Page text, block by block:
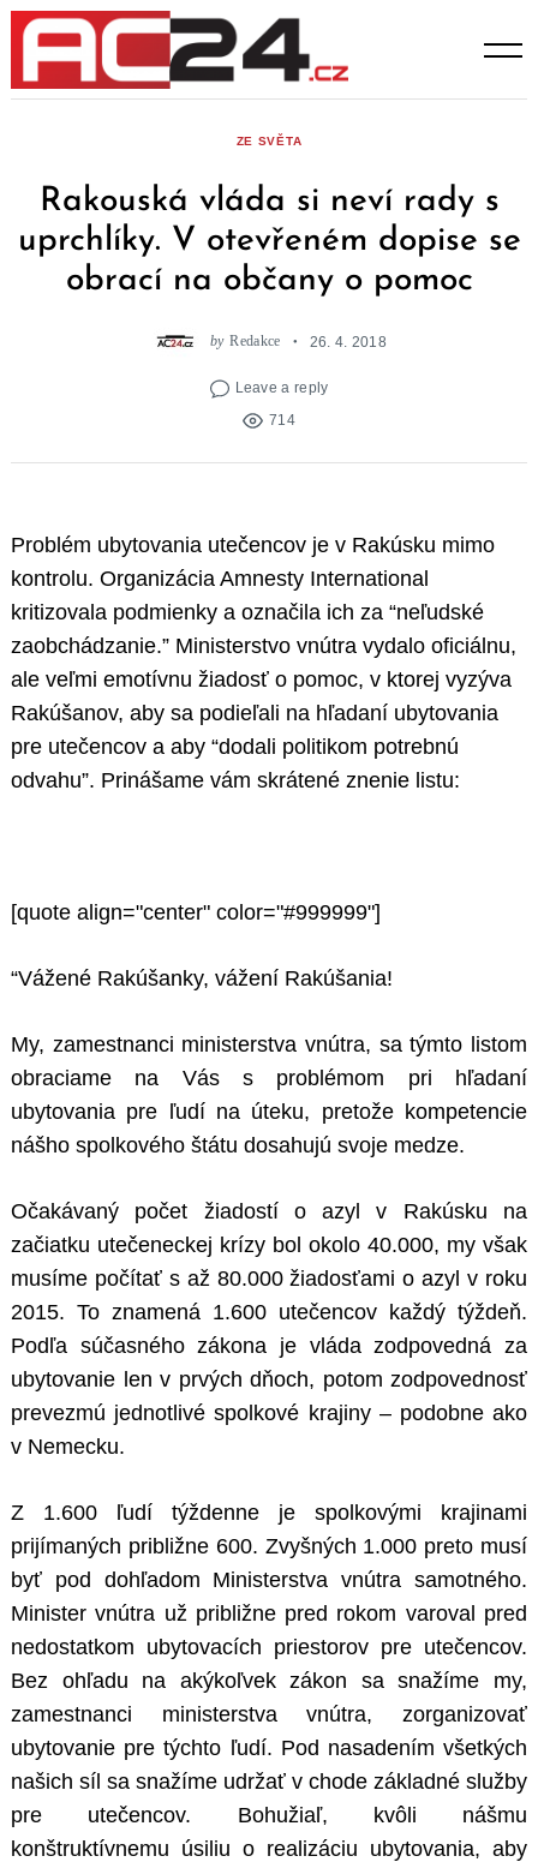
Skip
content
ZE SVĚTA
Rakouská vláda si neví rady s
uprchlíky. V otevřeném dopise se
obrací na občany o pomoc
by Redakce 26. 4. 2018
Leave a reply
714
Problém ubytovania utečencov je v Rakúsku mimo
kontrolu. Organizácia Amnesty International
kritizovala podmienky a označila ich za “neľudské
zaobchádzanie.” Ministerstvo vnútra vydalo oficiálnu,
ale veľmi emotívnu žiadosť o pomoc, v ktorej vyzýva
Rakúšanov, aby sa podieľali na hľadaní ubytovania
pre utečencov a aby “dodali politikom potrebnú
odvahu”. Prinášame vám skrátené znenie listu:
[quote align="center" color="#999999"]
“Vážené Rakúšanky, vážení Rakúšania!
My, zamestnanci ministerstva vnútra, sa týmto listom
obraciame na Vás s problémom pri hľadaní
ubytovania pre ľudí na úteku, pretože kompetencie
nášho spolkového štátu dosahujú svoje medze.
Očakávaný počet žiadostí o azyl v Rakúsku na
začiatku utečeneckej krízy bol okolo 40.000, my však
musíme počítať s až 80.000 žiadosťami o azyl v roku
2015. To znamená 1.600 utečencov každý týždeň.
Podľa súčasného zákona je vláda zodpovedná za
ubytovanie len v prvých dňoch, potom zodpovednosť
prevezmú jednotlivé spolkové krajiny – podobne ako
v Nemecku.
Z 1.600 ľudí týždenne je spolkovými krajinami
prijímaných približne 600. Zvyšných 1.000 preto musí
byť pod dohľadom Ministerstva vnútra samotného.
Minister vnútra už približne pred rokom varoval pred
nedostatkom ubytovacích priestorov pre utečencov.
Bez ohľadu na akýkoľvek zákon sa snažíme my,
zamestnanci ministerstva vnútra, zorganizovať
ubytovanie pre týchto ľudí. Pod nasadením všetkých
našich síl sa snažíme udržať v chode základné služby
pre utečencov. Bohužiaľ, kvôli nášmu
konštruktívnemu úsiliu o realizáciu ubytovania, aby